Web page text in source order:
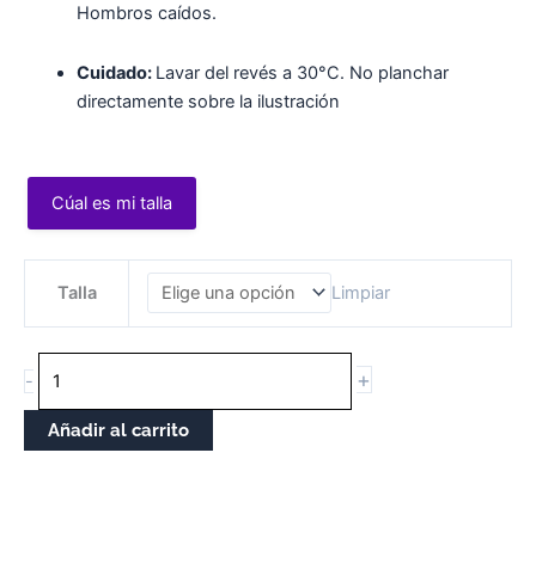
Hombros caídos.
Cuidado: Lavar del revés a 30°C. No planchar
directamente sobre la ilustración
Cúal es mi talla
Talla Limpiar
-
Colorada
cantidade
+
Añadir al carrito